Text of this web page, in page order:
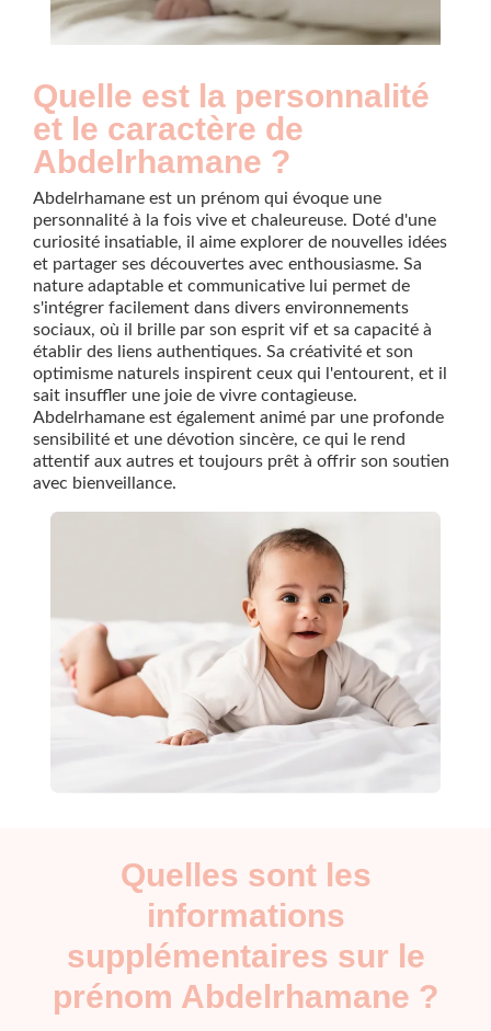
Quelle est la personnalité
et le caractère de
Abdelrhamane ?
Abdelrhamane est un prénom qui évoque une
personnalité à la fois vive et chaleureuse. Doté d'une
curiosité insatiable, il aime explorer de nouvelles idées
et partager ses découvertes avec enthousiasme. Sa
nature adaptable et communicative lui permet de
s'intégrer facilement dans divers environnements
sociaux, où il brille par son esprit vif et sa capacité à
établir des liens authentiques. Sa créativité et son
optimisme naturels inspirent ceux qui l'entourent, et il
sait insuffler une joie de vivre contagieuse.
Abdelrhamane est également animé par une profonde
sensibilité et une dévotion sincère, ce qui le rend
attentif aux autres et toujours prêt à offrir son soutien
avec bienveillance.
Quelles sont les
informations
supplémentaires sur le
prénom Abdelrhamane ?